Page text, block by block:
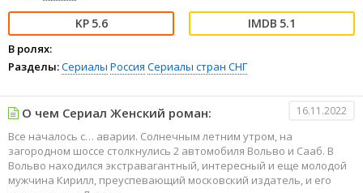
5.6 5.1
В ролях:
Разделы:Сериалы Россия Сериалы стран СНГ
О чем Сериал Женский роман: 16.11.2022
Все началось с… аварии. Солнечным летним утром, на
загородном шоссе столкнулись 2 автомобиля Вольво и Сааб. В
Вольво находился экстравагантный, интересный и еще молодой
мужчина Кирилл, преуспевающий московский издатель, и его